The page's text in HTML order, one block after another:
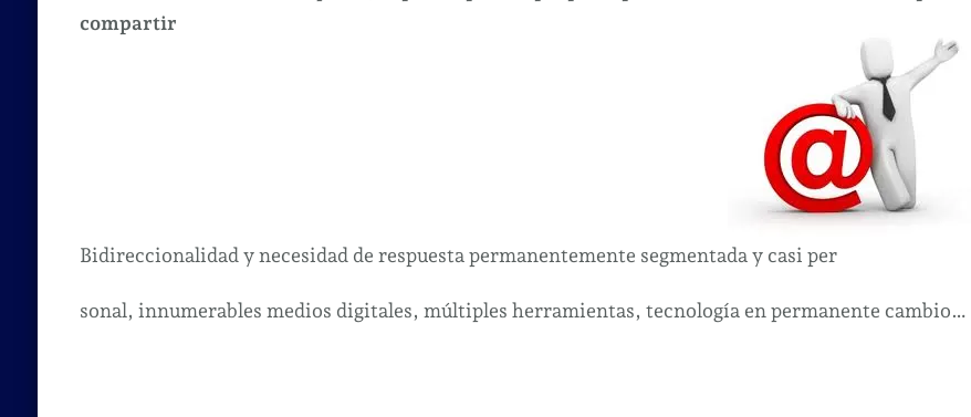
compartir
Bidireccionalidad y necesidad de respuesta permanentemente segmentada y casi per
sonal, innumerables medios digitales, múltiples herramientas, tecnología en permanente cambio…